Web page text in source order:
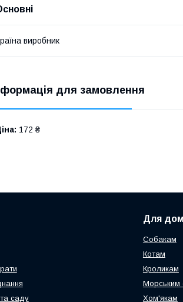
виробник
для замовлення
172 ₴
саду
Для
Собакам
Котам
Кроликам
Морським
Хом'якам